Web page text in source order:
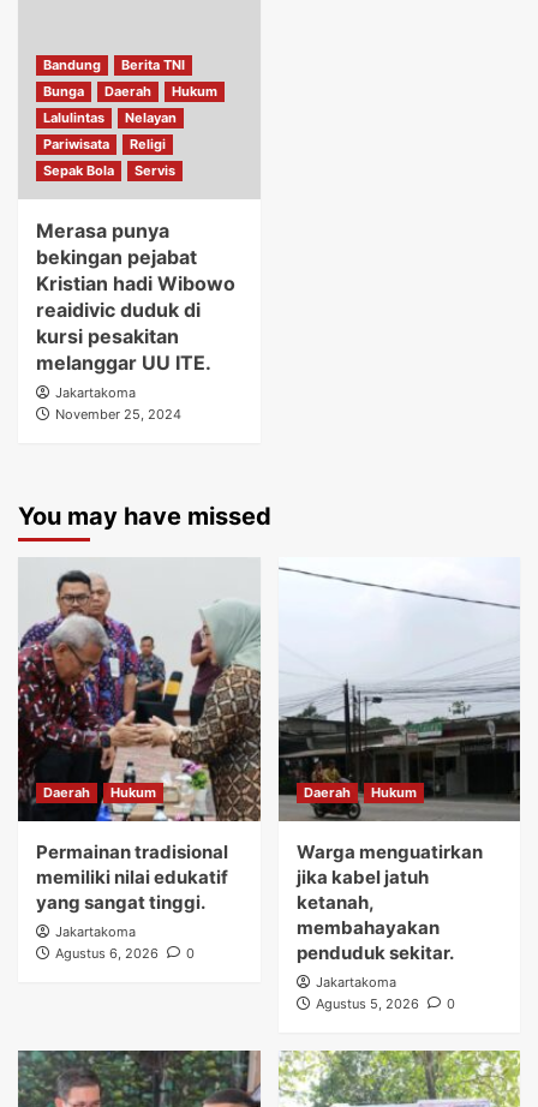
Bandung
Berita TNI
Bunga
Daerah
Hukum
Lalulintas
Nelayan
Pariwisata
Religi
Sepak Bola
Servis
Merasa punya
bekingan pejabat
Kristian hadi Wibowo
reaidivic duduk di
kursi pesakitan
melanggar UU ITE.
Jakartakoma
November 25, 2024
You may have missed
Daerah Hukum
Permainan tradisional
memiliki nilai edukatif
yang sangat tinggi.
Jakartakoma
Agustus 6, 2026
0
Daerah Hukum
Warga menguatirkan
jika kabel jatuh
ketanah,
membahayakan
penduduk sekitar.
Jakartakoma
Agustus 5, 2026
0